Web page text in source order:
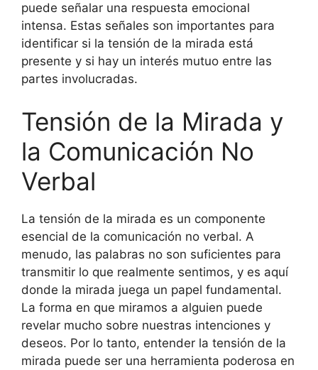
puede señalar una respuesta emocional
intensa. Estas señales son importantes para
identificar si la tensión de la mirada está
presente y si hay un interés mutuo entre las
partes involucradas.
Tensión de la Mirada y
la Comunicación No
Verbal
La tensión de la mirada es un componente
esencial de la comunicación no verbal. A
menudo, las palabras no son suficientes para
transmitir lo que realmente sentimos, y es aquí
donde la mirada juega un papel fundamental.
La forma en que miramos a alguien puede
revelar mucho sobre nuestras intenciones y
deseos. Por lo tanto, entender la tensión de la
mirada puede ser una herramienta poderosa en